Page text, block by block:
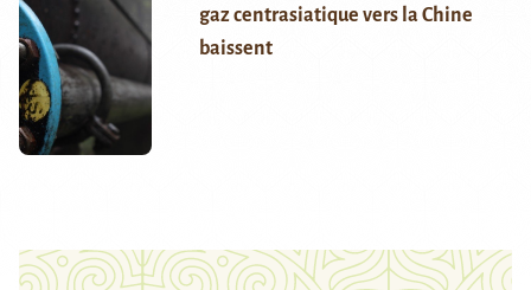
gaz centrasiatique vers la Chine
baissent